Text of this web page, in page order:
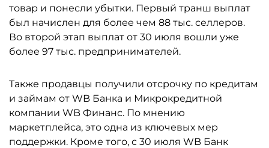
товар и понесли убытки. Первый транш выплат
был начислен для более чем 88 тыс. селлеров.
Во второй этап выплат от 30 июля вошли уже
более 97 тыс. предпринимателей.
Также продавцы получили отсрочку по кредитам
и займам от WB Банка и Микрокредитной
компании WB Финанс. По мнению
маркетплейса, это одна из ключевых мер
поддержки. Кроме того, с 30 июля WB Банк